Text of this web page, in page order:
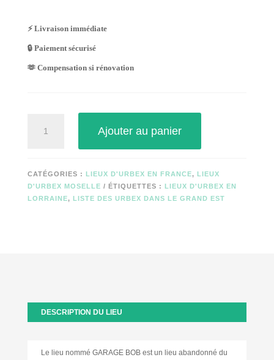
⚡ Livraison immédiate
🔒 Paiement sécurisé
🫶 Compensation si rénovation
Ajouter au panier
CATÉGORIES : LIEUX D'URBEX EN FRANCE, LIEUX
D'URBEX MOSELLE
ÉTIQUETTES : LIEUX D'URBEX EN
LORRAINE, LISTE DES URBEX DANS LE GRAND EST
DESCRIPTION DU LIEU
Le lieu nommé GARAGE BOB est un lieu abandonné du